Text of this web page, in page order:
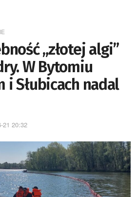
„złotej algi”
W Bytomiu
i Słubicach nadal
21 20:32